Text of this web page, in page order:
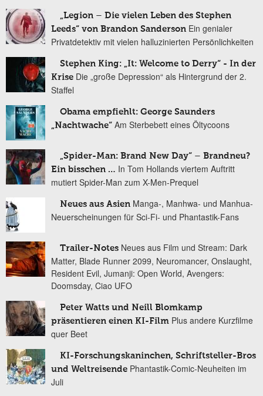
„Legion – Die vielen Leben des Stephen
Leeds“ von Brandon Sanderson Ein genialer
Privatdetektiv mit vielen halluzinierten Persönlichkeiten
Stephen King: „It: Welcome to Derry“ - In der
Krise Die „große Depression“ als Hintergrund der 2.
Staffel
Obama empfiehlt: George Saunders
„Nachtwache“ Am Sterbebett eines Öltycoons
„Spider-Man: Brand New Day“ – Brandneu?
Ein bisschen … In Tom Hollands viertem Auftritt
mutiert Spider-Man zum X-Men-Prequel
Neues aus Asien Manga-, Manhwa- und Manhua-
Neuerscheinungen für Sci-Fi- und Phantastik-Fans
Trailer-Notes Neues aus Film und Stream: Dark
Matter, Blade Runner 2099, Neuromancer, Onslaught,
Resident Evil, Jumanji: Open World, Avengers:
Doomsday, Ciao UFO
Peter Watts und Neill Blomkamp
präsentieren einen KI-Film Plus andere Kurzfilme
quer Beet
KI-Forschungskaninchen, Schriftsteller-Bros
und Weltreisende Phantastik-Comic-Neuheiten im
Juli